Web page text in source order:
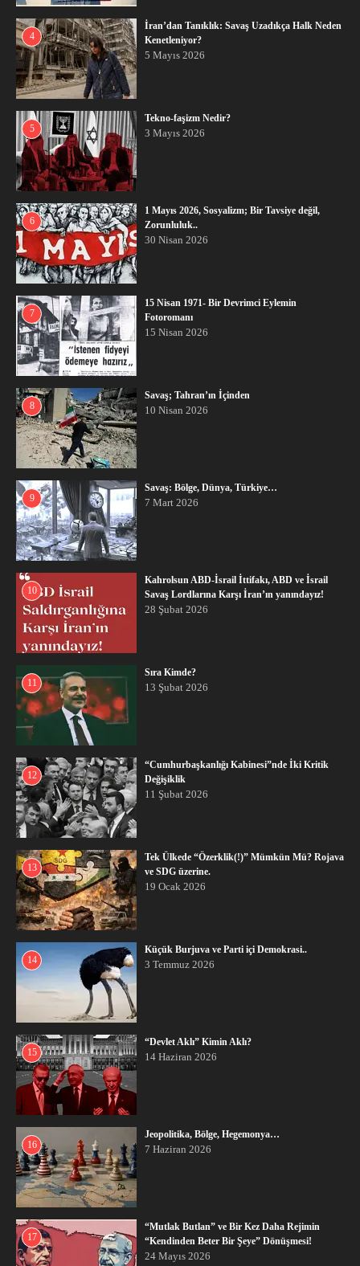
4
İran’dan Tanıklık: Savaş Uzadıkça Halk Neden
Kenetleniyor?
5 Mayıs 2026
5
Tekno-faşizm Nedir?
3 Mayıs 2026
6
1 Mayıs 2026, Sosyalizm; Bir Tavsiye değil,
Zorunluluk..
30 Nisan 2026
7
15 Nisan 1971- Bir Devrimci Eylemin
Fotoromanı
15 Nisan 2026
8
Savaş; Tahran’ın İçinden
10 Nisan 2026
9
Savaş: Bölge, Dünya, Türkiye…
7 Mart 2026
10
Kahrolsun ABD-İsrail İttifakı, ABD ve İsrail
Savaş Lordlarına Karşı İran’ın yanındayız!
28 Şubat 2026
11
Sıra Kimde?
13 Şubat 2026
12
“Cumhurbaşkanlığı Kabinesi”nde İki Kritik
Değişiklik
11 Şubat 2026
13
Tek Ülkede “Özerklik(!)” Mümkün Mü? Rojava
ve SDG üzerine.
19 Ocak 2026
14
Küçük Burjuva ve Parti içi Demokrasi..
3 Temmuz 2026
15
“Devlet Aklı” Kimin Aklı?
14 Haziran 2026
16
Jeopolitika, Bölge, Hegemonya…
7 Haziran 2026
17
“Mutlak Butlan” ve Bir Kez Daha Rejimin
“Kendinden Beter Bir Şeye” Dönüşmesi!
24 Mayıs 2026